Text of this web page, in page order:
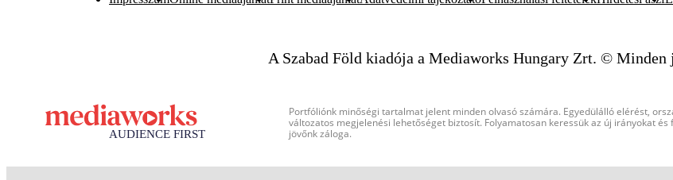
A Szabad Föld kiadója a Mediaworks Hungary Zrt. © Minden
Portfóliónk minőségi tartalmat jelent minden olvasó számára. Egyedülálló elérést,
változatos megjelenési lehetőséget biztosít. Folyamatosan keressük az új irányokat és
jövőnk záloga.